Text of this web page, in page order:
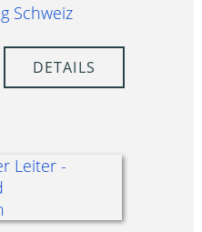
Schweiz
DETAILS